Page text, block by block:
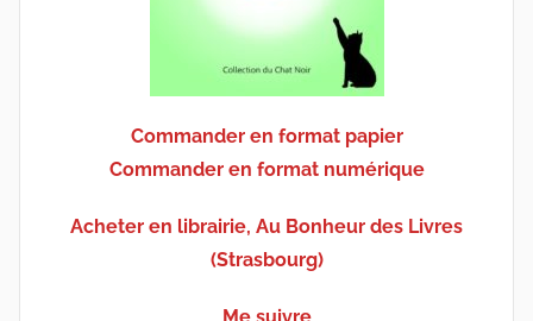
Commander en format papier
Commander en format numérique
Acheter en librairie, Au Bonheur des Livres
(Strasbourg)